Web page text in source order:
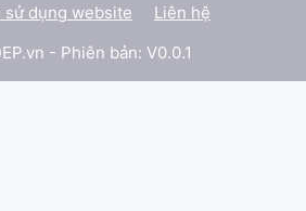
sử dụng website
Liên hệ
- Phiên bản: V0.0.1